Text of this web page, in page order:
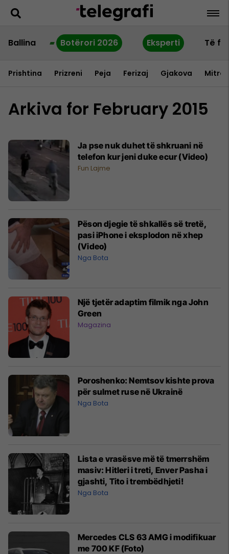
Ballina Botërori 2026 Eksperti Të
Prishtina Prizreni Peja Ferizaj Gjakova
Arkiva for February 2015
Ja pse nuk duhet të shkruani në
telefon kur jeni duke ecur (Video)
Fun Lajme
Pëson djegie të shkallës së tretë,
pasi iPhone i eksplodon në xhep
(Video)
Nga Bota
Një tjetër adaptim filmik nga John
Green
Magazina
Poroshenko: Nemtsov kishte prova
për sulmet ruse në Ukrainë
Nga Bota
Lista e vrasësve më të tmerrshëm
masiv: Hitleri i treti, Enver Pasha i
gjashti, Tito i trembëdhjeti!
Nga Bota
Mercedes CLS 63 AMG i modifikuar
me 700 KF (Foto)